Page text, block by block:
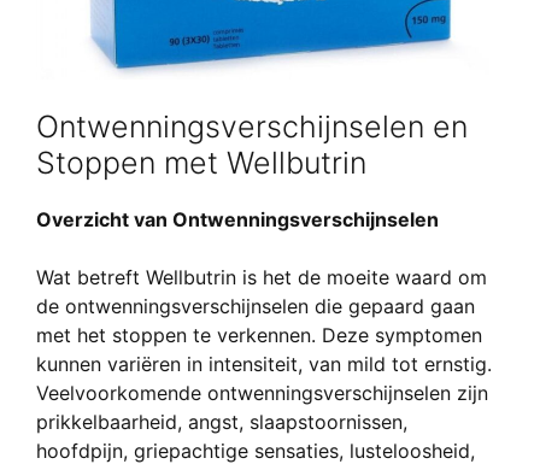
Ontwenningsverschijnselen en
Stoppen met Wellbutrin
Overzicht van Ontwenningsverschijnselen
Wat betreft Wellbutrin is het de moeite waard om
de ontwenningsverschijnselen die gepaard gaan
met het stoppen te verkennen. Deze symptomen
kunnen variëren in intensiteit, van mild tot ernstig.
Veelvoorkomende ontwenningsverschijnselen zijn
prikkelbaarheid, angst, slaapstoornissen,
hoofdpijn, griepachtige sensaties, lusteloosheid,